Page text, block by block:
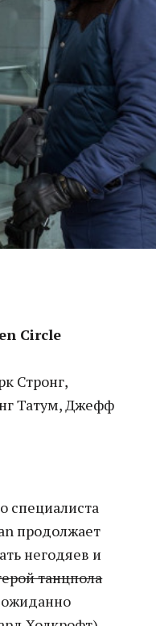
Circle
Стронг,
Татум, Джефф
специалиста
продолжает
негодяев и
танцпола